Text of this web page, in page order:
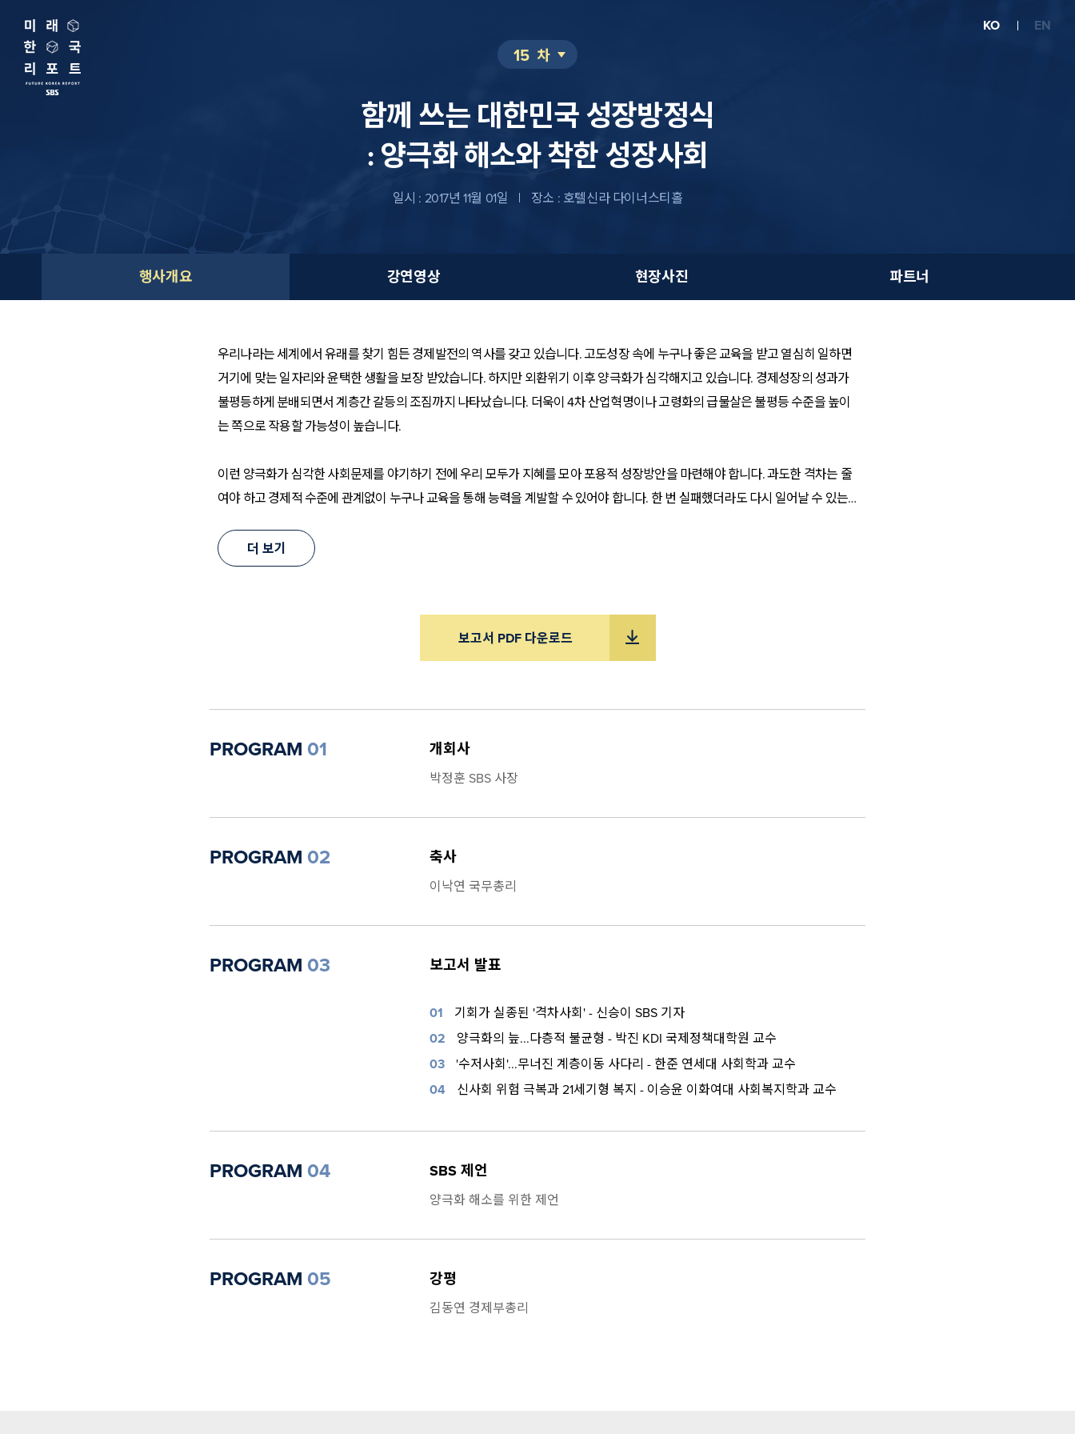
KO EN
15 차
함께 쓰는 대한민국 성장방정식
: 양극화 해소와 착한 성장사회
일시 : 2017년 11월 01일 장소 : 호텔신라 다이너스티홀
행사개요 강연영상 현장사진 파트너
우리나라는 세계에서 유래를 찾기 힘든 경제발전의 역사를 갖고 있습니다. 고도성장 속에 누구나 좋은 교육을 받고 열심히 일하면
거기에 맞는 일자리와 윤택한 생활을 보장 받았습니다. 하지만 외환위기 이후 양극화가 심각해지고 있습니다. 경제성장의 성과가
불평등하게 분배되면서 계층간 갈등의 조짐까지 나타났습니다. 더욱이 4차 산업혁명이나 고령화의 급물살은 불평등 수준을 높이
는 쪽으로 작용할 가능성이 높습니다.
이런 양극화가 심각한 사회문제를 야기하기 전에 우리 모두가 지혜를 모아 포용적 성장방안을 마련해야 합니다. 과도한 격차는 줄
여야 하고 경제적 수준에 관계없이 누구나 교육을 통해 능력을 계발할 수 있어야 합니다. 한 번 실패했더라도 다시 일어날 수 있는
우리 정부도 양극화의 심각성을 인식하고 다양한 정책을 추진하고 있습니다. 많은 나라가 불평등 해소를 최우선 과제로 꼽고 있지
에서 만족스런 해법을 찾기가 어렵기 때문입니다.
제15차 미래한국리포트에서는 양극화 해소를 통한 포용적 성장방안을 제시하려고 합니다. 이를 위해 미국, 핀란드, 네덜란드 등에
더 보기
보고서 PDF 다운로드
PROGRAM 01 개회사
박정훈 SBS 사장
PROGRAM 02 축사
이낙연 국무총리
PROGRAM 03 보고서 발표
01
기회가 실종된 '격차사회' - 신승이 SBS 기자
02
양극화의 늪...다층적 불균형 - 박진 KDI 국제정책대학원 교수
03
'수저사회'...무너진 계층이동 사다리 - 한준 연세대 사회학과 교수
04
신사회 위험 극복과 21세기형 복지 - 이승윤 이화여대 사회복지학과 교수
PROGRAM 04 SBS 제언
양극화 해소를 위한 제언
PROGRAM 05 강평
김동연 경제부총리